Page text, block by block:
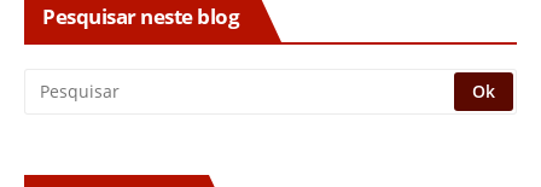
Pesquisar neste blog